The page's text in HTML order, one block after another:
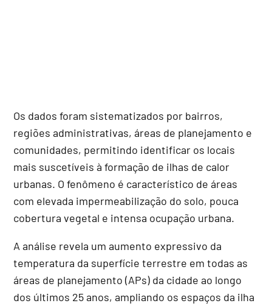
Os dados foram sistematizados por bairros,
regiões administrativas, áreas de planejamento e
comunidades, permitindo identificar os locais
mais suscetíveis à formação de ilhas de calor
urbanas. O fenômeno é característico de áreas
com elevada impermeabilização do solo, pouca
cobertura vegetal e intensa ocupação urbana.
A análise revela um aumento expressivo da
temperatura da superfície terrestre em todas as
áreas de planejamento (APs) da cidade ao longo
dos últimos 25 anos, ampliando os espaços da ilha